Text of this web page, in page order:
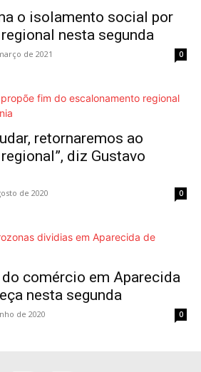
o isolamento social por
nesta segunda
de 2021 0
retornaremos ao
diz Gustavo
de 2020 0
comércio em Aparecida
nesta segunda
de 2020 0